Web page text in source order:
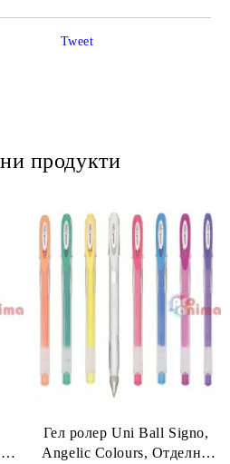
Tweet
продукти
Гел ролер Uni Ball Signo,
Angelic Colours, Отделни